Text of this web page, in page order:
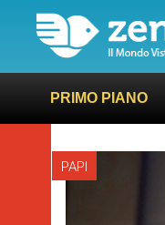
PRIMO PIANO
e giusto
PAPI